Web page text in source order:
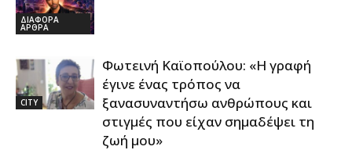
ΔΙΑΦΟΡΑ
ΑΡΘΡΑ
CITY
Φωτεινή Καϊοπούλου: «Η γραφή
έγινε ένας τρόπος να
ξανασυναντήσω ανθρώπους και
στιγμές που είχαν σημαδέψει τη
ζωή μου»